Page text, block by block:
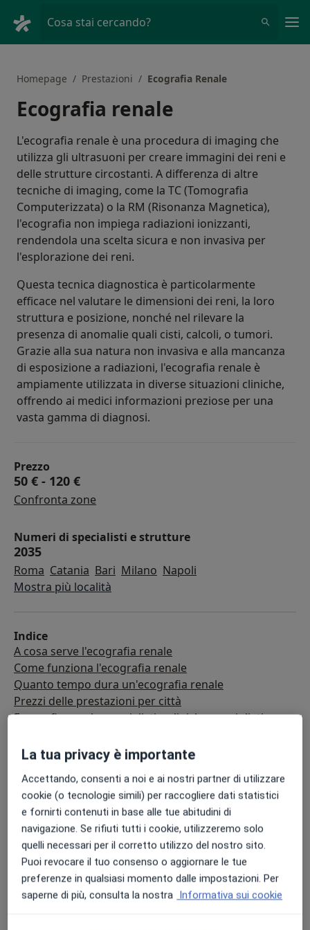
Cosa stai cercando?
Homepage Prestazioni Ecografia Renale
Ecografia renale
L'ecografia renale è una procedura di imaging che
utilizza gli ultrasuoni per creare immagini dei reni e
delle strutture circostanti. A differenza di altre
tecniche di imaging, come la TC (Tomografia
Computerizzata) o la RM (Risonanza Magnetica),
l'ecografia non impiega radiazioni ionizzanti,
rendendola una scelta sicura e non invasiva per
l'esplorazione dei reni.
Questa tecnica diagnostica è particolarmente
efficace nel valutare le dimensioni dei reni, la loro
struttura e posizione, nonché nel rilevare la
presenza di anomalie quali cisti, calcoli, o tumori.
Grazie alla sua natura non invasiva e alla mancanza
di esposizione a radiazioni, l'ecografia renale è
ampiamente utilizzata in diverse situazioni cliniche,
offrendo ai medici informazioni preziose per una
vasta gamma di diagnosi.
Prezzo
50 € - 120 €
Confronta zone
Numeri di specialisti e strutture
2035
Roma Catania Bari Milano Napoli
Mostra più località
Indice
A cosa serve l'ecografia renale
Come funziona l'ecografia renale
Quanto tempo dura un'ecografia renale
Prezzi delle prestazioni per città
Ecografia renale: specialisti e cliniche consigliati
La tua privacy è importante
Accettando, consenti a noi e ai nostri partner di utilizzare
cookie (o tecnologie simili) per raccogliere dati statistici
e fornirti contenuti in base alle tue abitudini di
navigazione. Se rifiuti tutti i cookie, utilizzeremo solo
quelli necessari per il corretto utilizzo del nostro sito.
Puoi revocare il tuo consenso o aggiornare le tue
preferenze in qualsiasi momento dalle impostazioni. Per
saperne di più, consulta la nostra Informativa sui cookie